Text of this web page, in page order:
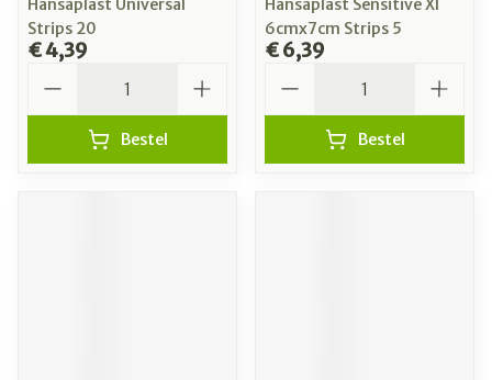
Hansaplast Universal
Strips 20
€ 4,39
Bestel
Hansaplast Sensitive Xl
6cmx7cm Strips 5
€ 6,39
Bestel